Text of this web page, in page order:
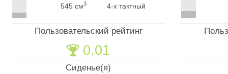
545 см3 4-х тактный
Пользовательский рейтинг
🏆 0.01
Сиденье(я)